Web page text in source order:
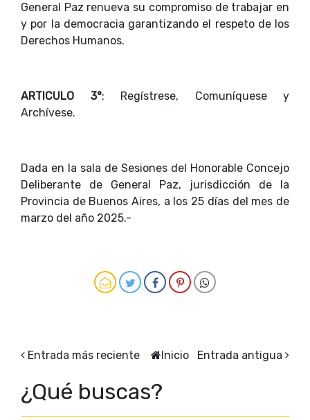
General Paz renueva su compromiso de trabajar en
y por la democracia garantizando el respeto de los
Derechos Humanos.
ARTICULO 3°: Regístrese, Comuníquese y
Archívese.
Dada en la sala de Sesiones del Honorable Concejo
Deliberante de General Paz, jurisdicción de la
Provincia de Buenos Aires, a los 25 días del mes de
marzo del año 2025.-
Entrada más reciente Entrada antigua
Inicio
¿Qué buscas?